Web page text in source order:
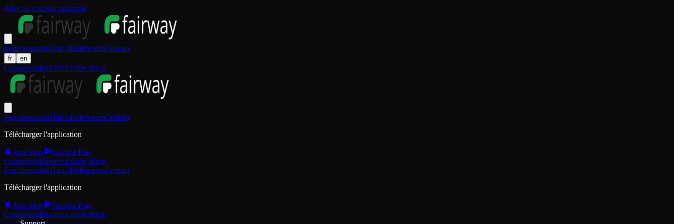
Aller au contenu principal
FonctionnalitésTarifsRéférencesContact
fr en
ConnexionRéservez votre démo
FonctionnalitésTarifsRéférencesContact
Télécharger l'application
App Store
Google Play
ConnexionRéservez votre démo
FonctionnalitésTarifsRéférencesContact
Télécharger l'application
App Store
Google Play
ConnexionRéservez votre démo